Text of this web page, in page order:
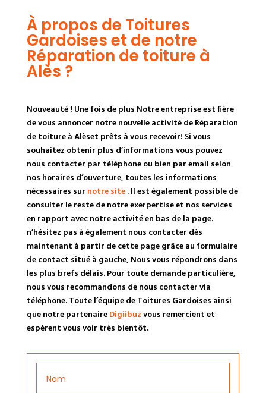
À propos de Toitures
Gardoises et de notre
Réparation de toiture à
Alès ?
Nouveauté ! Une fois de plus Notre entreprise est fière
de vous annoncer notre nouvelle activité de Réparation
de toiture à Alèset prêts à vous recevoir! Si vous
souhaitez obtenir plus d’informations vous pouvez
nous contacter par téléphone ou bien par email selon
nos horaires d’ouverture, toutes les informations
nécessaires sur notre site. Il est également possible de
consulter le reste de notre exerpertise et nos services
en rapport avec notre activité en bas de la page.
n’hésitez pas à également nous contacter dès
maintenant à partir de cette page grâce au formulaire
de contact situé à gauche, Nous vous répondrons dans
les plus brefs délais. Pour toute demande particulière,
nous vous recommandons de nous contacter via
téléphone. Toute l’équipe de Toitures Gardoises ainsi
que notre partenaireDigiibuzvous remercient et
espèrent vous voir très bientôt.